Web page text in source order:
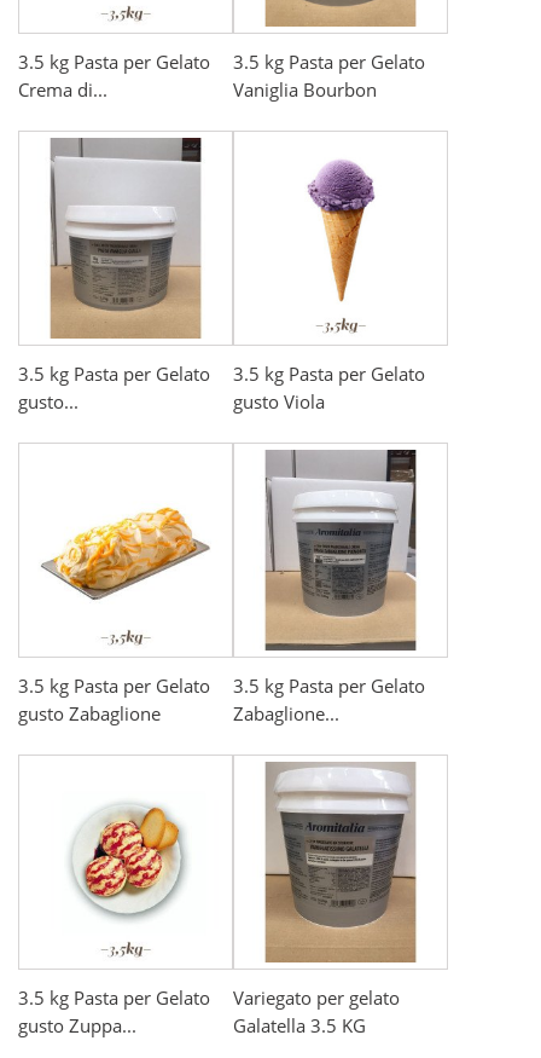
3.5 kg Pasta per Gelato
Crema di...
3.5 kg Pasta per Gelato
Vaniglia Bourbon
3.5 kg Pasta per Gelato
gusto...
3.5 kg Pasta per Gelato
gusto Viola
3.5 kg Pasta per Gelato
gusto Zabaglione
3.5 kg Pasta per Gelato
Zabaglione...
3.5 kg Pasta per Gelato
gusto Zuppa...
Variegato per gelato
Galatella 3.5 KG